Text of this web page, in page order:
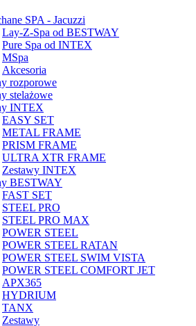
SPA - Jacuzzi
Lay-Z-Spa od BESTWAY
Pure Spa od INTEX
MSpa
Akcesoria
rozporowe
stelażowe
INTEX
EASY SET
METAL FRAME
PRISM FRAME
ULTRA XTR FRAME
Zestawy INTEX
BESTWAY
FAST SET
STEEL PRO
STEEL PRO MAX
POWER STEEL
POWER STEEL RATAN
POWER STEEL SWIM VISTA
POWER STEEL COMFORT JET
APX365
HYDRIUM
TANX
Zestawy